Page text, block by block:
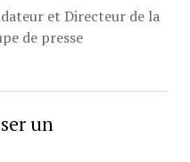
et Directeur de la
de presse
un